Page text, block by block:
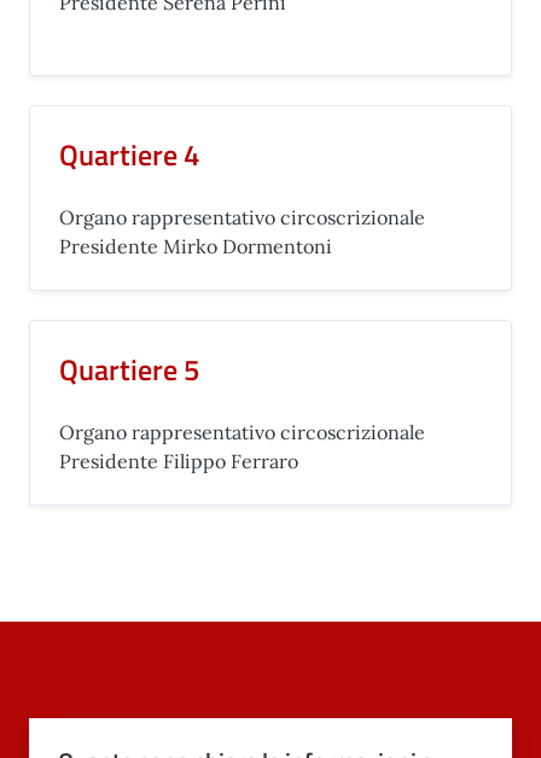
Quartiere 4
Organo rappresentativo circoscrizionale
Presidente Mirko Dormentoni
Quartiere 5
Organo rappresentativo circoscrizionale
Presidente Filippo Ferraro